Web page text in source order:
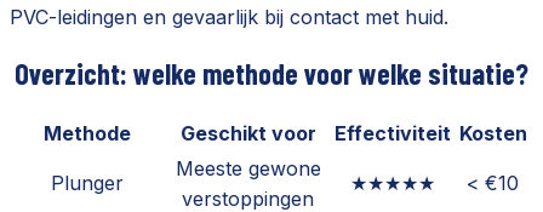
PVC-leidingen en gevaarlijk bij contact met huid.
Overzicht: welke methode voor welke situatie?
Methode Geschikt voor Effectiviteit Kosten
Plunger
Meeste gewone
verstoppingen
★★★★★ < €10